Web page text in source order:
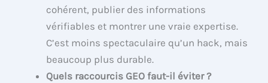
cohérent, publier des informations
vérifiables et montrer une vraie expertise.
C’est moins spectaculaire qu’un hack, mais
beaucoup plus durable.
Quels raccourcis GEO faut-il éviter ?